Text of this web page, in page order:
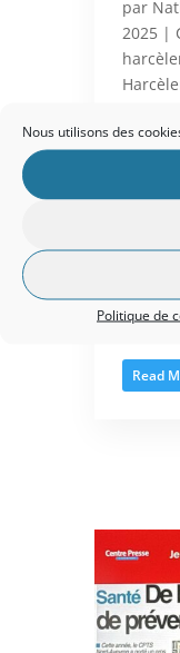
Nous utilisons des
Politique de
par
2025|
Ces
au
Read